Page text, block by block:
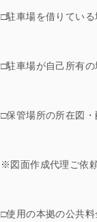
□駐車場を借りてい
□駐車場が自己所有の
□保管場所の所在図・
※図面作成代理ご依
□使用の本拠の公共